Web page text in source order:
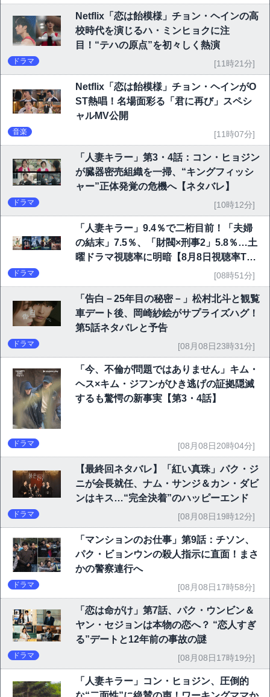
Netflix「恋は飴模様」チョン・ヘインの高
校時代を演じるハ・ミンヒョクに注
目！“テハの原点”を初々しく熱演
ドラマ [11時21分]
Netflix「恋は飴模様」チョン・ヘインがO
ST熱唱！名場面彩る「君に再び」スペシ
ャルMV公開
音楽 [11時07分]
「人妻キラー」第3・4話：コン・ヒョジン
が臓器密売組織を一掃、“キングフィッシ
ャー”正体発覚の危機へ【ネタバレ】
ドラマ [10時12分]
「人妻キラー」9.4％で二桁目前！「夫婦
の結末」7.5％、「財閥×刑事2」5.8％…土
曜ドラマ視聴率に明暗【8月8日視聴率TO
ドラマ [08時51分]
「告白－25年目の秘密－」松村北斗と観覧
車デート後、岡崎紗絵がサプライズハグ！
第5話ネタバレと予告
ドラマ [08月08日23時31分]
「今、不倫が問題ではありません」キム・
ヘス×キム・ジフンがひき逃げの証拠隠滅
するも驚愕の新事実【第3・4話】
ドラマ [08月08日20時04分]
【最終回ネタバレ】「紅い真珠」パク・ジ
ニが会長就任、ナム・サンジ＆カン・ダビ
ンはキス…“完全決着”のハッピーエンド
ドラマ [08月08日19時12分]
「マンションのお仕事」第9話：チソン、
パク・ビョンウンの殺人指示に直面！まさ
かの警察連行へ
ドラマ [08月08日17時58分]
「恋は命がけ」第7話、パク・ウンビン＆
ヤン・セジョンは本物の恋へ？ “恋人すぎ
る”デートと12年前の事故の謎
ドラマ [08月08日17時19分]
「人妻キラー」コン・ヒョジン、圧倒的